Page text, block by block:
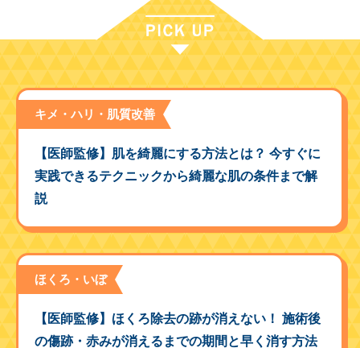
キメ・ハリ・肌質改善
【医師監修】肌を綺麗にする方法とは？ 今すぐに
実践できるテクニックから綺麗な肌の条件まで解
説
ほくろ・いぼ
【医師監修】ほくろ除去の跡が消えない！ 施術後
の傷跡・赤みが消えるまでの期間と早く消す方法